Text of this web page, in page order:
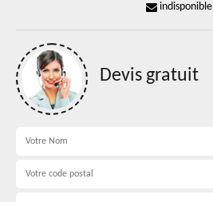
indisponible
Devis gratuit